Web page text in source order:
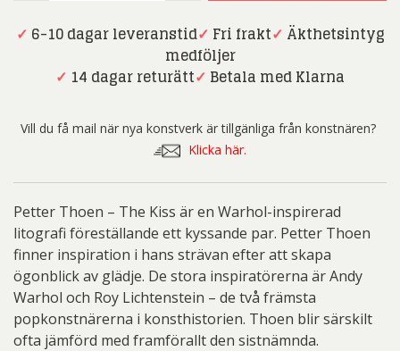
The
mängd
✓ 6-10 dagar leveranstid✓ Fri frakt✓ Äkthetsintyg
medföljer
✓ 14 dagar returätt✓ Betala med Klarna
Vill du få mail när nya konstverk är tillgänliga från konstnären?
Klicka här.
Petter Thoen – The Kiss är en Warhol-inspirerad
litografi föreställande ett kyssande par. Petter Thoen
finner inspiration i hans strävan efter att skapa
ögonblick av glädje. De stora inspiratörerna är Andy
Warhol och Roy Lichtenstein – de två främsta
popkonstnärerna i konsthistorien. Thoen blir särskilt
ofta jämförd med framförallt den sistnämnda.